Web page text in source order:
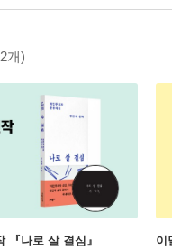
개)
『나로 살 결심』 이